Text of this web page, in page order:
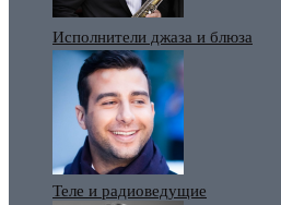
Исполнители джаза и блюза
Теле и радиоведущие